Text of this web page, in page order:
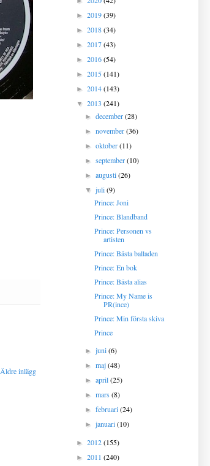
Äldre inlägg
► 2019(39)
► 2018(34)
► 2017(43)
► 2016(54)
► 2015(141)
► 2014(143)
▼ 2013 (241)
►december(28)
►november(36)
►oktober(11)
►september(10)
►augusti(26)
▼juli(9)
Prince: Joni
Prince: Blandband
Prince: Personen vs
artisten
Prince: Bästa balladen
Prince: En bok
Prince: Bästa alias
Prince: My Name is
PR(ince)
Prince: Min första skiva
Prince
►juni(6)
►maj(48)
►april(25)
►mars(8)
►februari(24)
►januari(10)
► 2012(155)
► 2011 (240)